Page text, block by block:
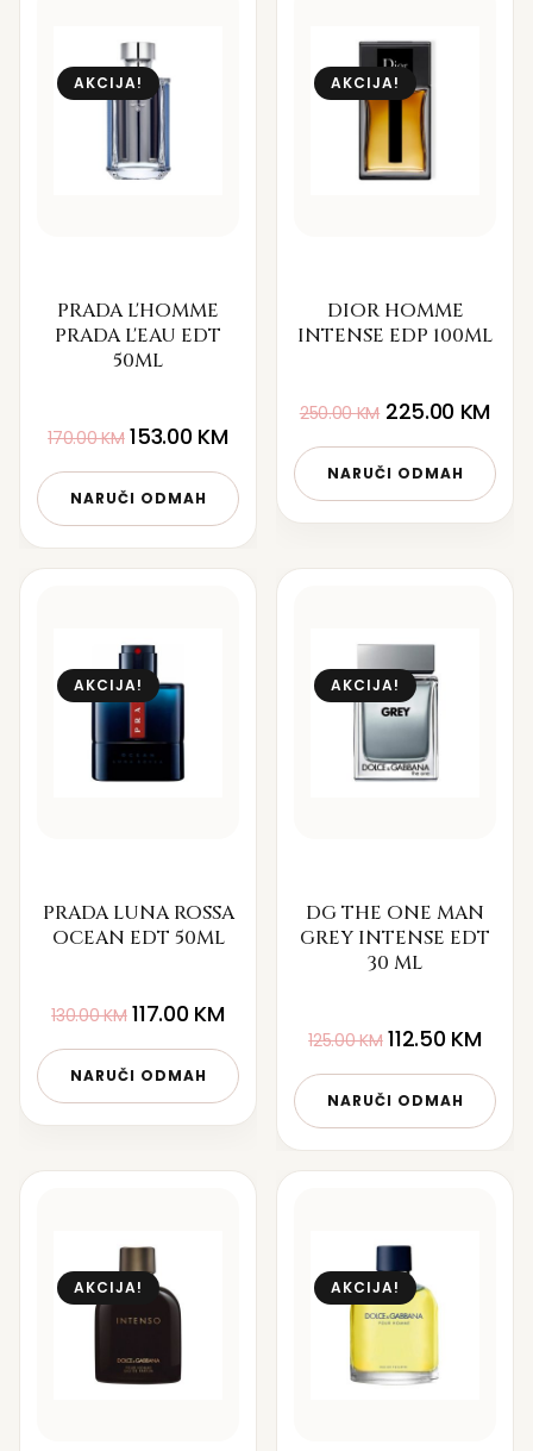
AKCIJA!
PRADA L'HOMME
PRADA L'EAU EDT
50ML
170.00KM 153.00 KM
NARUČI ODMAH
AKCIJA!
DIOR HOMME
INTENSE EDP 100ML
250.00KM 225.00 KM
NARUČI ODMAH
AKCIJA!
PRADA LUNA ROSSA
OCEAN EDT 50ML
130.00KM 117.00 KM
NARUČI ODMAH
AKCIJA!
DG THE ONE MAN
GREY INTENSE EDT
30 ML
125.00KM 112.50 KM
NARUČI ODMAH
AKCIJA! AKCIJA!